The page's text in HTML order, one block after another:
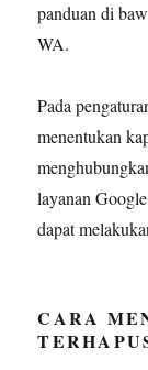
panduan di
WA.
Pada
menentukan
layanan
dapat
CARA